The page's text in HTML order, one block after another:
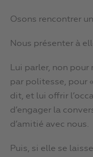
Osons rencontrer
Nous présenter à
Lui parler, non
par politesse, pour
dit, et lui offrir
d’engager la
d’amitié avec nous.
Puis, si elle se